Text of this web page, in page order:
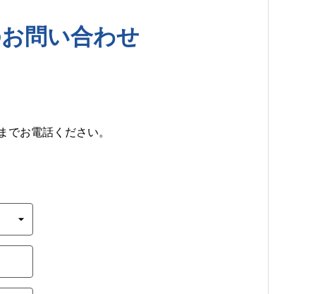
問い合わせ
お電話ください。